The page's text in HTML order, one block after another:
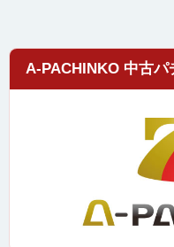
A-PACHINKO 中古パ